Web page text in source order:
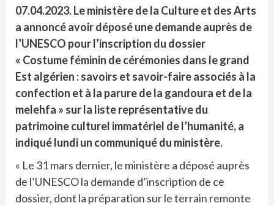
07.04.2023.Le ministère de la Culture et des Arts
a annoncé avoir déposé une demande auprès de
l’UNESCO pour l’inscription du dossier
« Costume féminin de cérémonies dans le grand
Est algérien : savoirs et savoir-faire associés à la
confection et à la parure de la gandoura et de la
melehfa » sur la liste représentative du
patrimoine culturel immatériel de l’humanité, a
indiqué lundi un communiqué du ministère.
« Le 31 mars dernier, le ministère a déposé auprès
de l’UNESCO la demande d’inscription de ce
dossier, dont la préparation sur le terrain remonte